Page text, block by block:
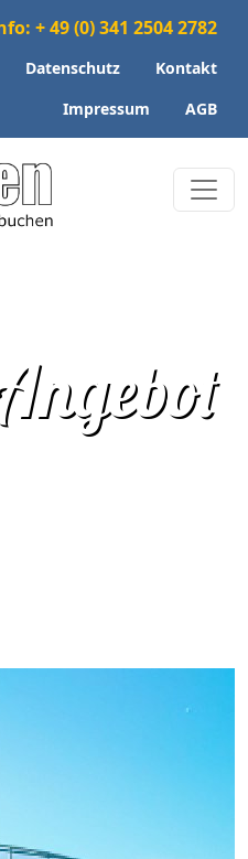
+ 49 (0) 341 2504 2782
Datenschutz
Kontakt
Impressum
AGB